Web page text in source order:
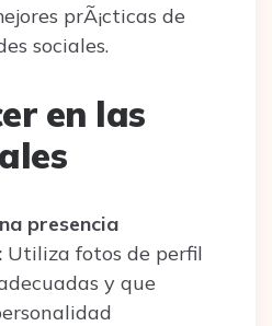
prÃ¡cticas de
sociales.
en las
presencia
Utiliza fotos de perfil
y que